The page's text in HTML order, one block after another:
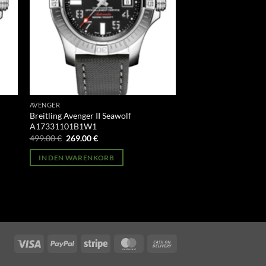
AVENGER
Breitling Avenger II Seawolf
A17331101B1W1
499.00€ Ursprünglicher
war:
499.00 €
269.00€Aktueller
ist:
269.00 €.
IN DEN WARENKORB
Visa PayPal Stripe MasterCard